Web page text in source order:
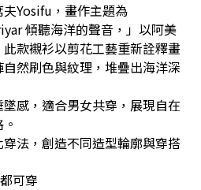
Yosifu ，畫作主題為
傾聽海洋的聲音，」以阿美
此款襯衫以剪花工藝重新詮釋畫
然刷色與紋理，堆疊出海洋深
感，適合男女共穿，展現自在
法，創造不同造型輪廓與穿搭
可穿